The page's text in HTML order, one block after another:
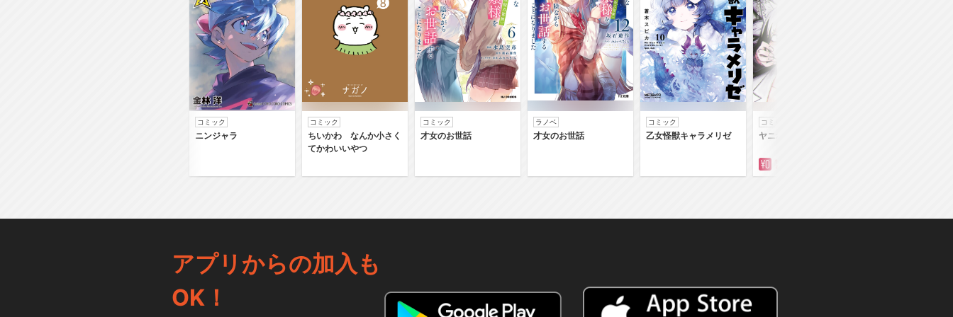
コミック
ニンジャラ
コミック
ちいかわ なんか小さく
てかわいいやつ
コミック
才女のお世話
ラノベ
才女のお世話
コミック
乙女怪獣キャラメリゼ
コミック
ヤニねこ
アプリからの加入も
OK！